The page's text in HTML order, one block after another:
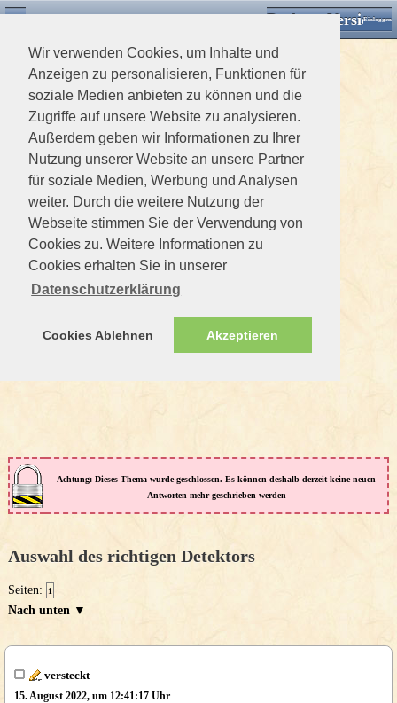
Wir verwenden Cookies, um Inhalte und
Anzeigen zu personalisieren, Funktionen für
soziale Medien anbieten zu können und die
Zugriffe auf unsere Website zu analysieren.
Außerdem geben wir Informationen zu Ihrer
Nutzung unserer Website an unsere Partner
für soziale Medien, Werbung und Analysen
weiter. Durch die weitere Nutzung der
Webseite stimmen Sie der Verwendung von
Cookies zu. Weitere Informationen zu
Cookies erhalten Sie in unserer
Datenschutzerklärung
Cookies Ablehnen Akzeptieren
Desktop VersionEinloggen
Achtung: Dieses Thema wurde geschlossen. Es können deshalb derzeit keine neuen
Antworten mehr geschrieben werden
Auswahl des richtigen Detektors
Seiten: 1
Nach unten ▼
versteckt
15. August 2022, um 12:41:17 Uhr